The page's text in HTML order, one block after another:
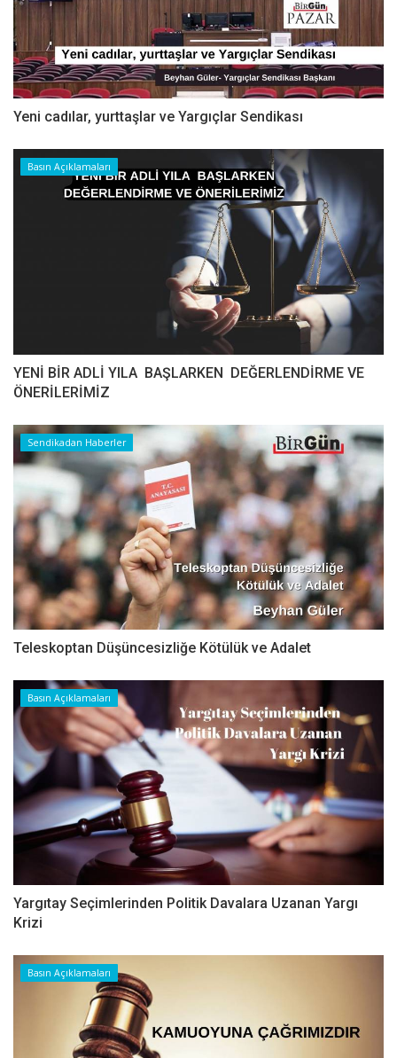
Yeni cadılar, yurttaşlar ve Yargıçlar Sendikası
Basın Açıklamaları
YENİ BİR ADLİ YILA BAŞLARKEN DEĞERLENDİRME VE
ÖNERİLERİMİZ
Sendikadan Haberler
Teleskoptan Düşüncesizliğe Kötülük ve Adalet
Basın Açıklamaları
Yargıtay Seçimlerinden Politik Davalara Uzanan Yargı
Krizi
Basın Açıklamaları